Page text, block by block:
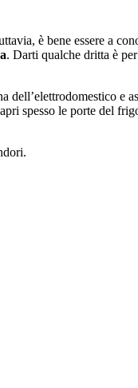
è bene essere a
. Darti qualche dritta è
e
spesso le porte del